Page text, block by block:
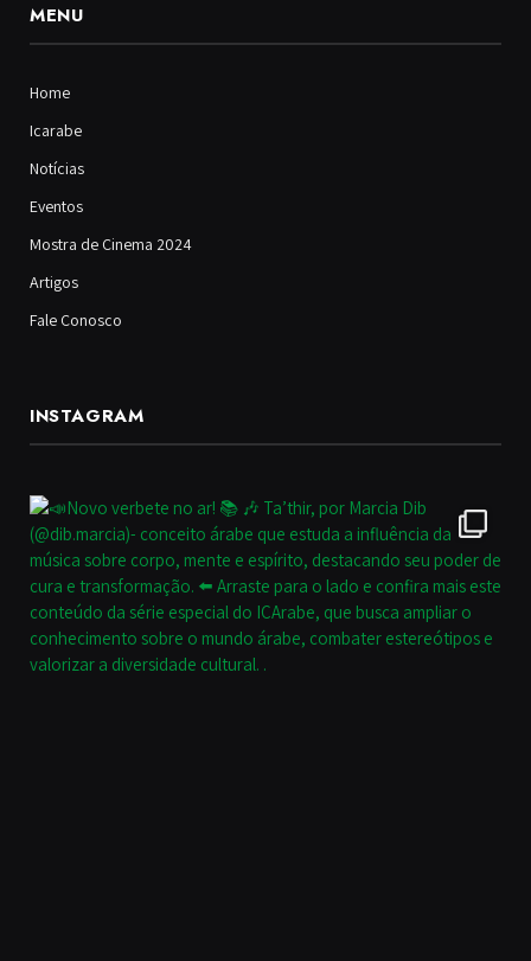
MENU
Home
Icarabe
Notícias
Eventos
Mostra de Cinema 2024
Artigos
Fale Conosco
INSTAGRAM